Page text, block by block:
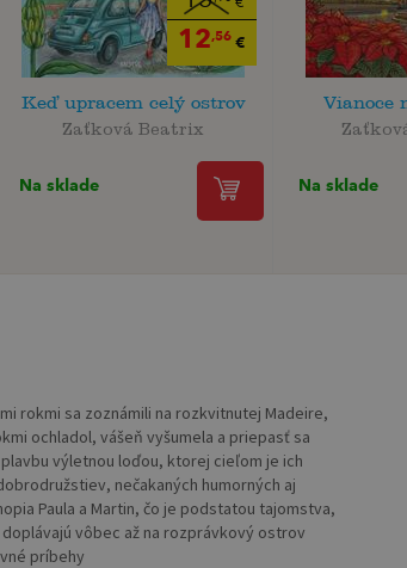
€
12,56€
Keď upracem celý ostrov
Zaťková Beatrix
Na sklade
Vianoce
Na sklade
rokmi sa zoznámili na rozkvitnutej Madeire,
ochladol, vášeň vyšumela a priepasť sa
výletnou loďou, ktorej cieľom je ich
nečakaných humorných aj
Paula a Martin, čo je podstatou tajomstva,
vôbec až na rozprávkový ostrov
príbehy